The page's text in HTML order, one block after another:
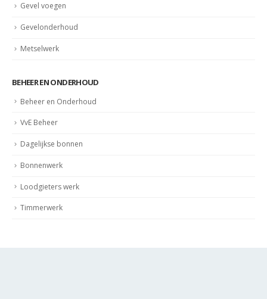
Gevel voegen
Gevelonderhoud
Metselwerk
BEHEER EN ONDERHOUD
Beheer en Onderhoud
VvE Beheer
Dagelijkse bonnen
Bonnenwerk
Loodgieters werk
Timmerwerk